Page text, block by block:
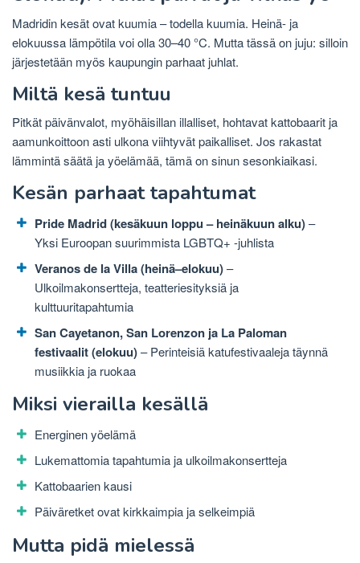
Madridin kesät ovat kuumia – todella kuumia. Heinä- ja
elokuussa lämpötila voi olla 30–40 °C. Mutta tässä on juju: silloin
järjestetään myös kaupungin parhaat juhlat.
Miltä kesä tuntuu
Pitkät päivänvalot, myöhäisillan illalliset, hohtavat kattobaarit ja
aamunkoittoon asti ulkona viihtyvät paikalliset. Jos rakastat
lämmintä säätä ja yöelämää, tämä on sinun sesonkiaikasi.
Kesän parhaat tapahtumat
Pride Madrid (kesäkuun loppu – heinäkuun alku)–
Yksi Euroopan suurimmista LGBTQ+ -juhlista
Veranos de la Villa (heinä–elokuu)–
Ulkoilmakonsertteja, teatteriesityksiä ja
kulttuuritapahtumia
San Cayetanon, San Lorenzon ja La Paloman
festivaalit (elokuu)– Perinteisiä katufestivaaleja täynnä
musiikkia ja ruokaa
Miksi vierailla kesällä
Energinen yöelämä
Lukemattomia tapahtumia ja ulkoilmakonsertteja
Kattobaarien kausi
Päiväretket ovat kirkkaimpia ja selkeimpiä
Mutta pidä mielessä